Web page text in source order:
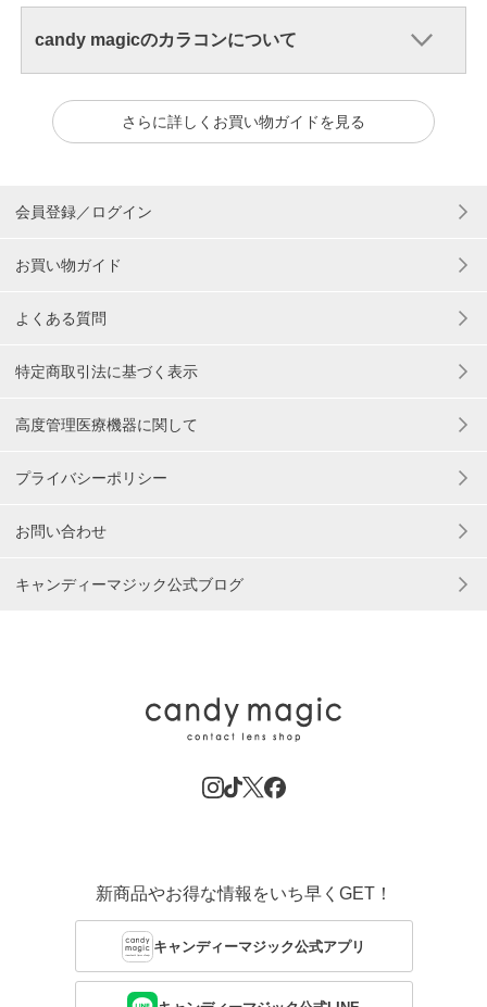
candy magicのカラコンについて
さらに詳しくお買い物ガイドを見る
会員登録／ログイン
お買い物ガイド
よくある質問
特定商取引法に基づく表示
高度管理医療機器に関して
プライバシーポリシー
お問い合わせ
キャンディーマジック公式ブログ
新商品やお得な情報をいち早くGET！
キャンディーマジック公式アプリ